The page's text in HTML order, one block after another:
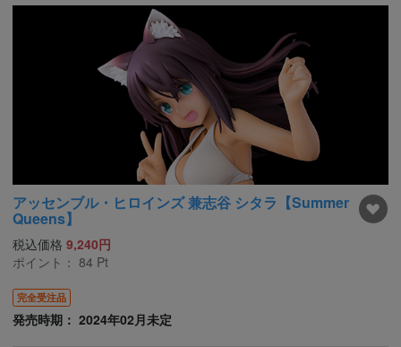
アッセンブル・ヒロインズ 兼志谷 シタラ【Summer
Queens】
税込価格 9,240円
ポイント： 84 Pt
完全受注品
発売時期： 2024年02月未定